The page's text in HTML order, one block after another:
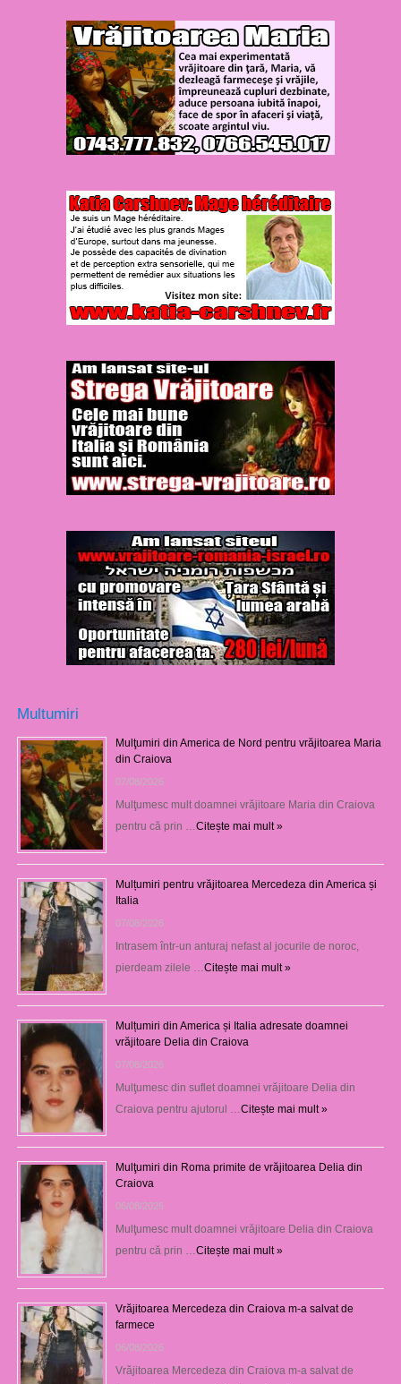
Multumiri
Mulţumiri din America de Nord pentru vrăjitoarea Maria
din Craiova
07/08/2026
Mulţumesc mult doamnei vrăjitoare Maria din Craiova
pentru că prin … Citește mai mult »
Mulțumiri pentru vrăjitoarea Mercedeza din America și
Italia
07/08/2026
Intrasem într-un anturaj nefast al jocurile de noroc,
pierdeam zilele … Citește mai mult »
Mulțumiri din America și Italia adresate doamnei
vrăjitoare Delia din Craiova
07/08/2026
Mulţumesc din suflet doamnei vrăjitoare Delia din
Craiova pentru ajutorul … Citește mai mult »
Mulţumiri din Roma primite de vrăjitoarea Delia din
Craiova
06/08/2026
Mulţumesc mult doamnei vrăjitoare Delia din Craiova
pentru că prin … Citește mai mult »
Vrăjitoarea Mercedeza din Craiova m-a salvat de
farmece
06/08/2026
Vrăjitoarea Mercedeza din Craiova m-a salvat de